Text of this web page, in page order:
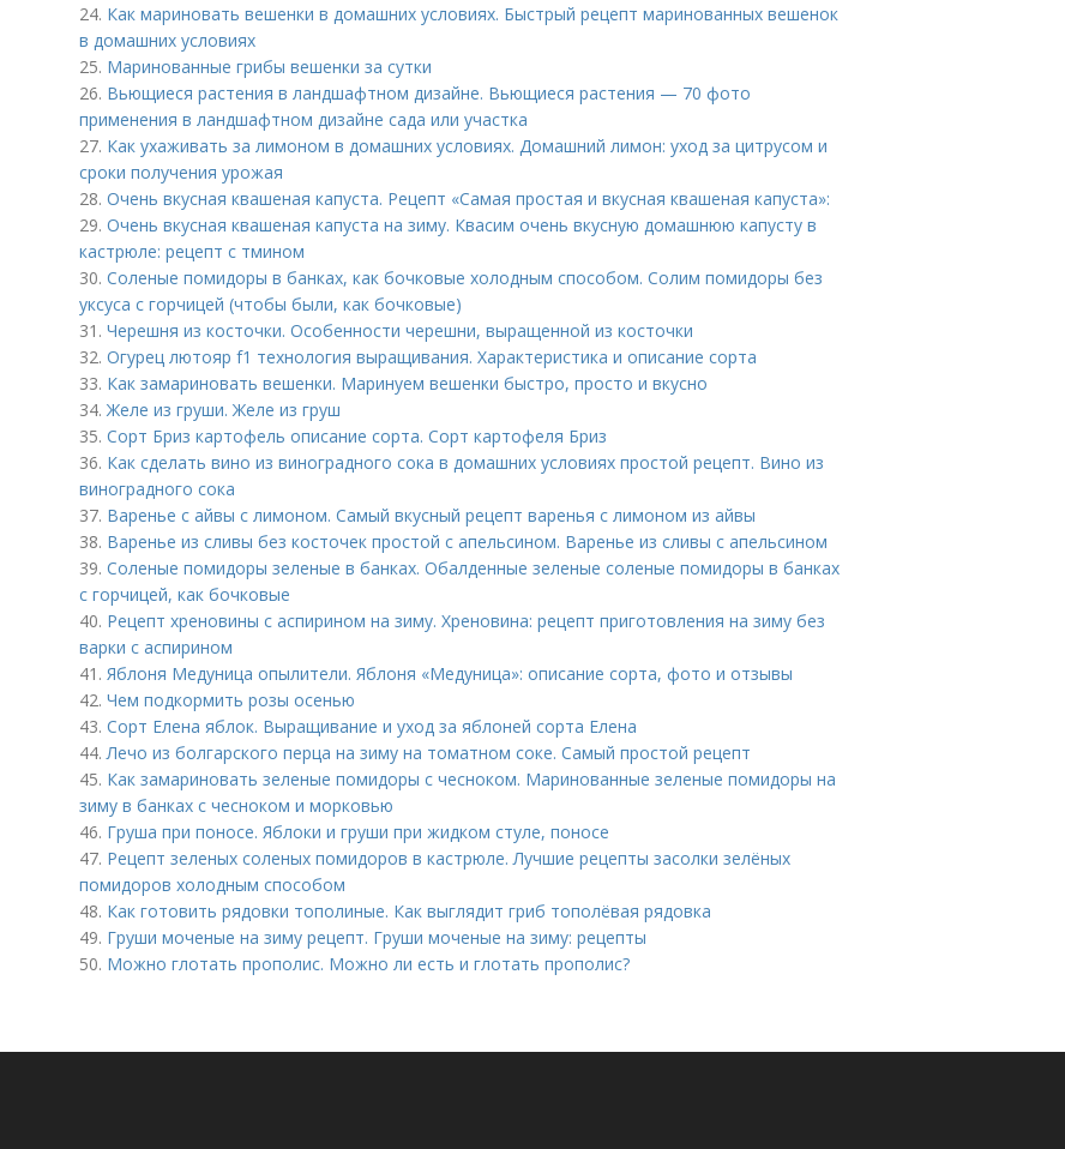
24. Как мариновать вешенки в домашних условиях. Быстрый рецепт маринованных вешенок
в домашних условиях
25. Маринованные грибы вешенки за сутки
26. Вьющиеся растения в ландшафтном дизайне. Вьющиеся растения — 70 фото
применения в ландшафтном дизайне сада или участка
27. Как ухаживать за лимоном в домашних условиях. Домашний лимон: уход за цитрусом и
сроки получения урожая
28. Очень вкусная квашеная капуста. Рецепт «Самая простая и вкусная квашеная капуста»:
29. Очень вкусная квашеная капуста на зиму. Квасим очень вкусную домашнюю капусту в
кастрюле: рецепт с тмином
30. Соленые помидоры в банках, как бочковые холодным способом. Солим помидоры без
уксуса с горчицей (чтобы были, как бочковые)
31. Черешня из косточки. Особенности черешни, выращенной из косточки
32. Огурец лютояр f1 технология выращивания. Характеристика и описание сорта
33. Как замариновать вешенки. Маринуем вешенки быстро, просто и вкусно
34.Желе из груши. Желе из груш
35. Сорт Бриз картофель описание сорта. Сорт картофеля Бриз
36. Как сделать вино из виноградного сока в домашних условиях простой рецепт. Вино из
виноградного сока
37. Варенье с айвы с лимоном. Самый вкусный рецепт варенья с лимоном из айвы
38. Варенье из сливы без косточек простой с апельсином. Варенье из сливы с апельсином
39. Соленые помидоры зеленые в банках. Обалденные зеленые соленые помидоры в банках
с горчицей, как бочковые
40. Рецепт хреновины с аспирином на зиму. Хреновина: рецепт приготовления на зиму без
варки с аспирином
41. Яблоня Медуница опылители. Яблоня «Медуница»: описание сорта, фото и отзывы
42. Чем подкормить розы осенью
43. Сорт Елена яблок. Выращивание и уход за яблоней сорта Елена
44.Лечо из болгарского перца на зиму на томатном соке. Самый простой рецепт
45. Как замариновать зеленые помидоры с чесноком. Маринованные зеленые помидоры на
зиму в банках с чесноком и морковью
46. Груша при поносе. Яблоки и груши при жидком стуле, поносе
47. Рецепт зеленых соленых помидоров в кастрюле. Лучшие рецепты засолки зелёных
помидоров холодным способом
48. Как готовить рядовки тополиные. Как выглядит гриб тополёвая рядовка
49. Груши моченые на зиму рецепт. Груши моченые на зиму: рецепты
50. Можно глотать прополис. Можно ли есть и глотать прополис?